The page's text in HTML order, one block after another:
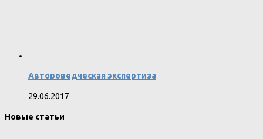
Автороведческая экспертиза
29.06.2017
Новые статьи